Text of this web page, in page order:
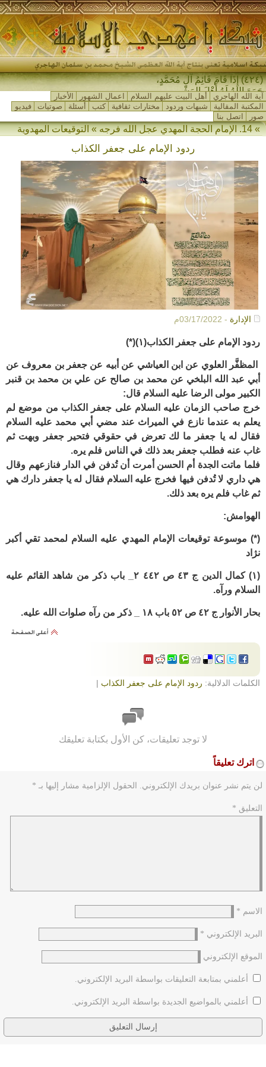
(٤٢٤) إِذَا قَامَ قَائِمُ آلِ مُحَمَّدٍ،
جَمَعَ اللهُ لَهُ أَهْلَ المَشْرِقِ و-
آية الله الهاجري أهل البيت عليهم السلام اعمال الشهور
الأخبار
المكتبة المقالية
شبهات وردود مختارات ثقافية كتب أسئلة صوتيات
فيديو
صور
اتصل بنا
» 14. الإمام الحجة المهدي عجل الله فرجه » التوقيعات المهدوية
ردود الإمام على جعفر الكذاب
الإدارة - 03/17/2022م
ردود الإمام على جعفر الكذاب(١) (*)
المظفَّر العلوي عن ابن العياشي عن أبيه عن جعفر بن معروف عن
أبي عبد الله البلخي عن محمد بن صالح عن علي بن محمد بن قنبر
الكبير مولى الرضا عليه السلام قال:
خرج صاحب الزمان عليه السلام على جعفر الكذاب من موضع لم
يعلم به عندما نازع في الميراث عند مضي أبي محمد عليه السلام
فقال له يا جعفر ما لك تعرض في حقوقي فتحير جعفر وبهت ثم
غاب عنه فطلب جعفر بعد ذلك في الناس فلم يره.
فلما ماتت الجدة أم الحسن أمرت أن تُدفن في الدار فنازعهم وقال
هي داري لا تُدفن فيها فخرج عليه السلام فقال له يا جعفر دارك هي
ثم غاب فلم يره بعد ذلك.
الهوامش:
(*) موسوعة توقيعات الإمام المهدي عليه السلام لمحمد تقي أكبر
نژاد
(١) كمال الدين ج ٤٣ ص ٤٤٢ ٢_ باب ذكر من شاهد القائم عليه
السلام ورآه.
بحار الأنوار ج ٤٢ ص ٥٢ باب ١٨ _ ذكر من رآه صلوات الله عليه.
الكلمات الدلالية: ردود الإمام على جعفر الكذاب |
لا توجد تعليقات، كن الأول بكتابة تعليقك
اترك تعليقاً
لن يتم نشر عنوان بريدك الإلكتروني. الحقول الإلزامية مشار إليها بـ *
التعليق *
الاسم *
البريد الإلكتروني *
الموقع الإلكتروني
أعلمني بمتابعة التعليقات بواسطة البريد الإلكتروني.
أعلمني بالمواضيع الجديدة بواسطة البريد الإلكتروني.